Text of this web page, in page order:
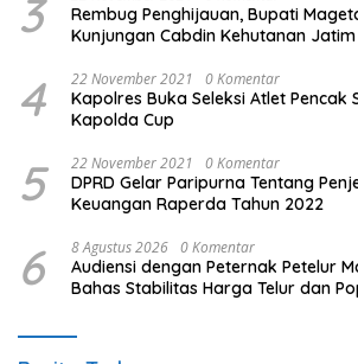
3
Rembug Penghijauan, Bupati
Kunjungan Cabdin Kehutanan Jatim
4 22 November 2021 0 Komentar
Kapolres Buka Seleksi Atlet Pencak
Kapolda Cup
5 22 November 2021 0 Komentar
DPRD Gelar Paripurna Tentang
Keuangan Raperda Tahun 2022
6 8 Agustus 2026 0 Komentar
Audiensi dengan Peternak Petelur
Bahas Stabilitas Harga Telur dan